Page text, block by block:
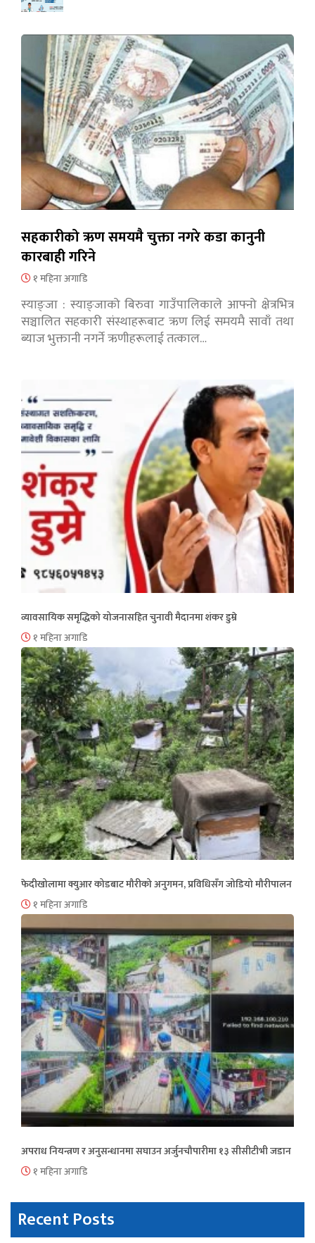
सहकारीको ऋण समयमै चुक्ता नगरे कडा कानुनी
कारबाही गरिने
१ महिना अगाडि
स्याङ्जा : स्याङ्जाको बिरुवा गाउँपालिकाले आफ्नो क्षेत्रभित्र
सञ्चालित सहकारी संस्थाहरूबाट ऋण लिई समयमै सावाँ तथा
ब्याज भुक्तानी नगर्ने ऋणीहरूलाई तत्काल…
व्यावसायिक समृद्धिको योजनासहित चुनावी मैदानमा शंकर डुम्रे
१ महिना अगाडि
फेदीखोलामा क्युआर कोडबाट मौरीको अनुगमन, प्रविधिसँग जोडियो मौरीपालन
१ महिना अगाडि
अपराध नियन्त्रण र अनुसन्धानमा सघाउन अर्जुनचौपारीमा १३ सीसीटीभी जडान
१ महिना अगाडि
Recent Posts